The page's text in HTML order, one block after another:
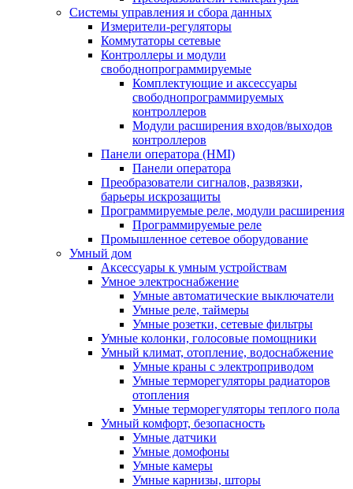
Системы управления и сбора данных
Измерители-регуляторы
Коммутаторы сетевые
Контроллеры и модули
свободнопрограммируемые
Комплектующие и аксессуары
свободнопрограммируемых
контроллеров
Модули расширения входов/выходов
контроллеров
Панели оператора (HMI)
Панели оператора
Преобразователи сигналов, развязки,
барьеры искрозащиты
Программируемые реле, модули расширения
Программируемые реле
Промышленное сетевое оборудование
Умный дом
Аксессуары к умным устройствам
Умное электроснабжение
Умные автоматические выключатели
Умные реле, таймеры
Умные розетки, сетевые фильтры
Умные колонки, голосовые помощники
Умный климат, отопление, водоснабжение
Умные краны с электроприводом
Умные терморегуляторы радиаторов
отопления
Умные терморегуляторы теплого пола
Умный комфорт, безопасность
Умные датчики
Умные домофоны
Умные камеры
Умные карнизы, шторы